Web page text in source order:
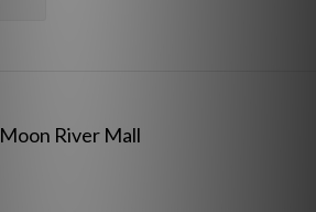
Moon River Mall